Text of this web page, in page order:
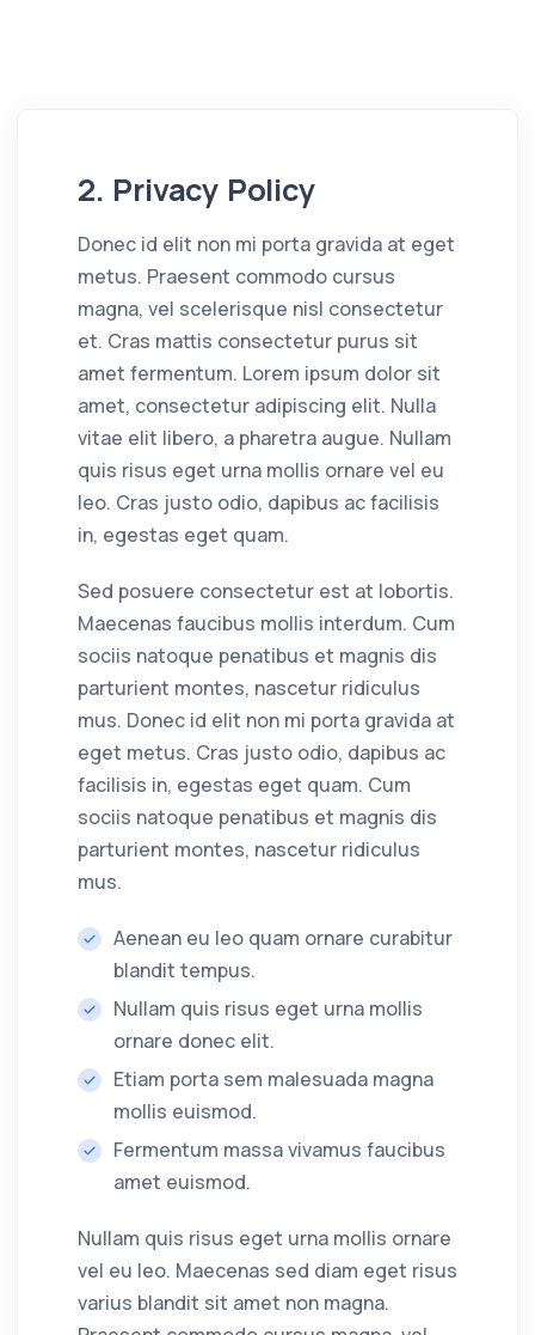
2. Privacy Policy
Donec id elit non mi porta gravida at eget
metus. Praesent commodo cursus
magna, vel scelerisque nisl consectetur
et. Cras mattis consectetur purus sit
amet fermentum. Lorem ipsum dolor sit
amet, consectetur adipiscing elit. Nulla
vitae elit libero, a pharetra augue. Nullam
quis risus eget urna mollis ornare vel eu
leo. Cras justo odio, dapibus ac facilisis
in, egestas eget quam.
Sed posuere consectetur est at lobortis.
Maecenas faucibus mollis interdum. Cum
sociis natoque penatibus et magnis dis
parturient montes, nascetur ridiculus
mus. Donec id elit non mi porta gravida at
eget metus. Cras justo odio, dapibus ac
facilisis in, egestas eget quam. Cum
sociis natoque penatibus et magnis dis
parturient montes, nascetur ridiculus
mus.
Aenean eu leo quam ornare curabitur
blandit tempus.
Nullam quis risus eget urna mollis
ornare donec elit.
Etiam porta sem malesuada magna
mollis euismod.
Fermentum massa vivamus faucibus
amet euismod.
Nullam quis risus eget urna mollis ornare
vel eu leo. Maecenas sed diam eget risus
varius blandit sit amet non magna.